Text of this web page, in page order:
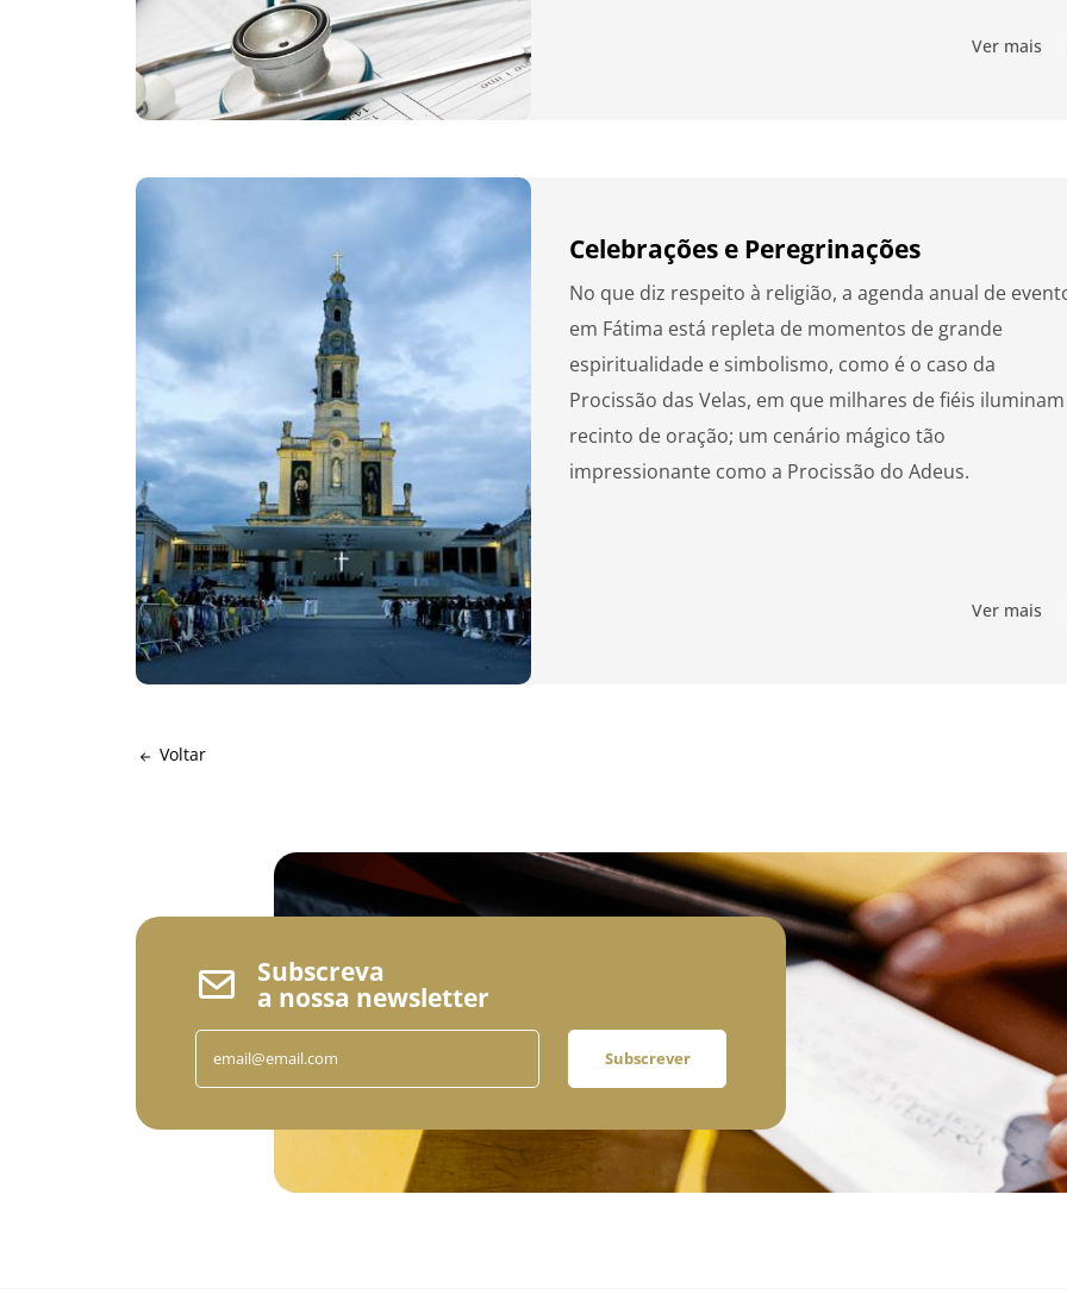
Ver mais
Celebrações e Peregrinações
No que diz respeito à religião, a agenda anual de
em Fátima está repleta de momentos de grande
espiritualidade e simbolismo, como é o caso da
Procissão das Velas, em que milhares de fiéis
recinto de oração; um cenário mágico tão
impressionante como a Procissão do Adeus.
Ver mais
Voltar
Subscreva
a nossa newsletter
Subscrever